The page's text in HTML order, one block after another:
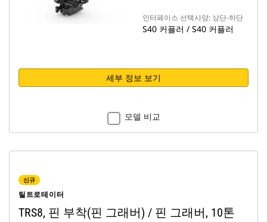
인터페이스 선택사양: 상단-하단
S40 커플러 / S40 커플러
세부 정보 보기
모델 비교
신규
틸트로테이터
TRS8, 핀 부착(핀 그래버) / 핀 그래버, 10톤